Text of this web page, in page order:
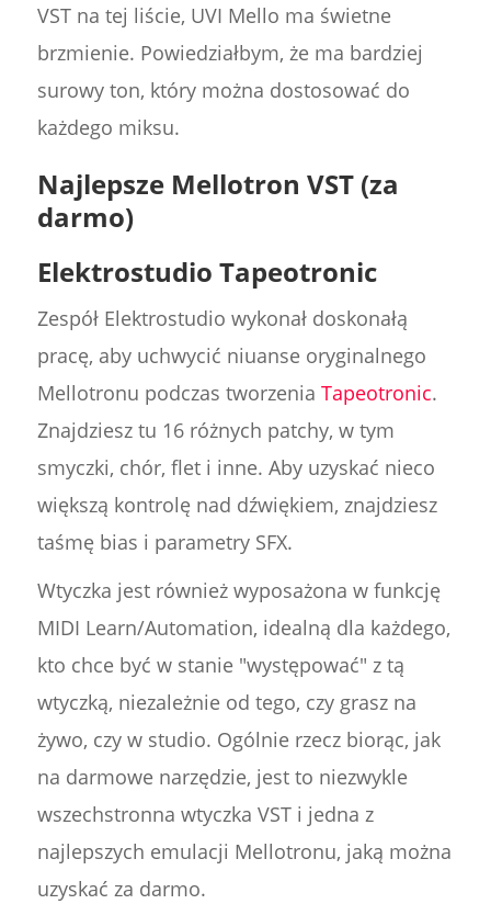
VST na tej liście, UVI Mello ma świetne
brzmienie. Powiedziałbym, że ma bardziej
surowy ton, który można dostosować do
każdego miksu.
Najlepsze Mellotron VST (za
darmo)
Elektrostudio Tapeotronic
Zespół Elektrostudio wykonał doskonałą
pracę, aby uchwycić niuanse oryginalnego
Mellotronu podczas tworzenia Tapeotronic.
Znajdziesz tu 16 różnych patchy, w tym
smyczki, chór, flet i inne. Aby uzyskać nieco
większą kontrolę nad dźwiękiem, znajdziesz
taśmę bias i parametry SFX.
Wtyczka jest również wyposażona w funkcję
MIDI Learn/Automation, idealną dla każdego,
kto chce być w stanie "występować" z tą
wtyczką, niezależnie od tego, czy grasz na
żywo, czy w studio. Ogólnie rzecz biorąc, jak
na darmowe narzędzie, jest to niezwykle
wszechstronna wtyczka VST i jedna z
najlepszych emulacji Mellotronu, jaką można
uzyskać za darmo.